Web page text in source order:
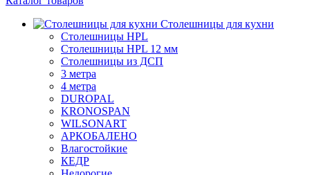
Столешницы для кухни
Столешницы HPL
Столешницы HPL 12 мм
Столешницы из ДСП
3 метра
4 метра
DUROPAL
KRONOSPAN
WILSONART
АРКОБАЛЕНО
Влагостойкие
КЕДР